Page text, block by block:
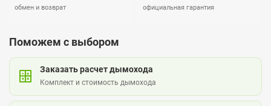
обмен и возврат официальная гарантия
Поможем с выбором
Заказать расчет дымохода
Комплект и стоимость дымохода